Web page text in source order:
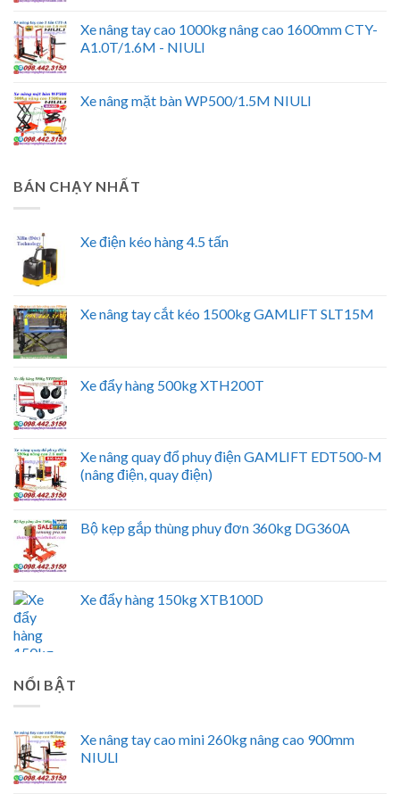
Xe nâng tay cao 1000kg nâng cao 1600mm CTY-
A1.0T/1.6M - NIULI
Xe nâng mặt bàn WP500/1.5M NIULI
BÁN CHẠY NHẤT
Xe điện kéo hàng 4.5 tấn
Xe nâng tay cắt kéo 1500kg GAMLIFT SLT15M
Xe đẩy hàng 500kg XTH200T
Xe nâng quay đổ phuy điện GAMLIFT EDT500-M
(nâng điện, quay điện)
Bộ kẹp gắp thùng phuy đơn 360kg DG360A
Xe đẩy hàng 150kg XTB100D
NỔI BẬT
Xe nâng tay cao mini 260kg nâng cao 900mm
NIULI